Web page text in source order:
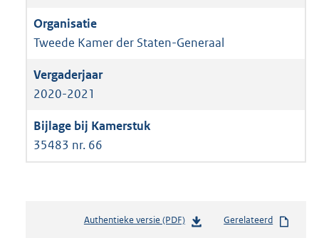
Tweede Kamer der Staten-Generaal
2020-2021
35483 nr. 66
Authentieke versie (PDF)b
Gerelateerd